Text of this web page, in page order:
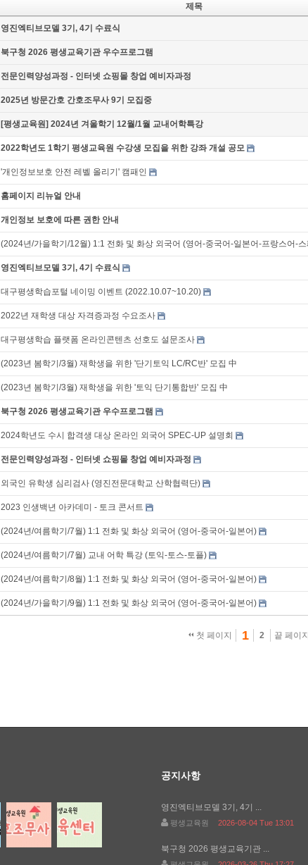
제목
영진엑티브모델 3기, 4기 수료식
북구청 2026 평생교육기관 우수프로그램
전문인력양성과정 - 인터넷 쇼핑몰 창업 예비자과정
2025년 방문간호 간호조무사 9기 모집중
[평생교육원] 2024년 겨울학기 12월/1월 교내어학특강
2022학년도 1학기 평생교육원 수강생 모집을 위한 강좌 개설 공모
'개인정보보호 안전 레벨 올리기' 캠패인
홈페이지 리뉴얼 안내
개인정보 보호에 따른 권한 안내
(2024년/가을학기/12월) 1:1 전화 및 화상 외국어 (영어-중국어-일본어-프랑스어-
영진엑티브모델 3기, 4기 수료식
대구평생학습포털 네이밍 이벤트 (2022.10.07~10.20)
2022년 재학생 대상 자격증과정 수요조사
대구평생학습 플랫폼 온라인콘텐츠 선호도 설문조사
(2023년 봄학기/3월) 재학생을 위한 '단기토익 LC/RC반' 모집 中
(2023년 봄학기/3월) 재학생을 위한 '토익 단기통합반' 모집 中
북구청 2026 평생교육기관 우수프로그램
2024학년도 수시 합격생 대상 온라인 외국어 SPEC-UP 설명회
전문인력양성과정 - 인터넷 쇼핑몰 창업 예비자과정
외국인 유학생 심리검사 (영진전문대학교 산학협력단)
2023 인생백년 아카데미 - 토크 콘서트
(2024년/여름학기/7월) 1:1 전화 및 화상 외국어 (영어-중국어-일본어)
(2024년/여름학기/7월) 교내 어학 특강 (토익-토스-토플)
(2024년/여름학기/8월) 1:1 전화 및 화상 외국어 (영어-중국어-일본어)
(2024년/가을학기/9월) 1:1 전화 및 화상 외국어 (영어-중국어-일본어)
첫 페이지 1 2 끝 페이지
공지사항
영진엑티브모델 3기, 4기 ...
평생교육원 2026-08-04 Tue 13:01
북구청 2026 평생교육기관 ...